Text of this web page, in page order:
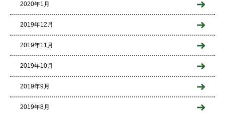
2020年1月
2019年12月
2019年11月
2019年10月
2019年9月
2019年8月